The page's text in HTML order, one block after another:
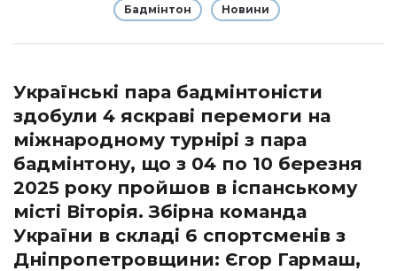
Бадмінтон Новини
Українські пара бадмінтоністи
здобули 4 яскраві перемоги на
міжнародному турнірі з пара
бадмінтону, що з 04 по 10 березня
2025 року пройшов в іспанському
місті Віторія. Збірна команда
України в складі 6 спортсменів з
Дніпропетровщини: Єгор Гармаш,